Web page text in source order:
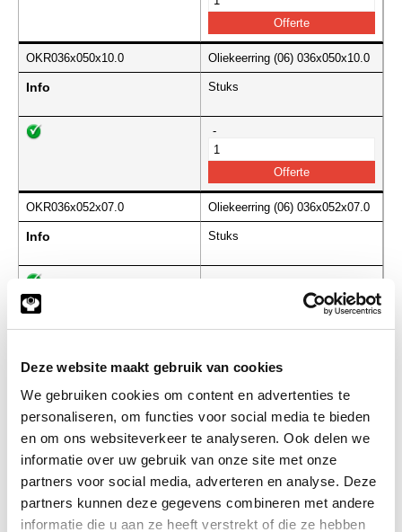
Deze website maakt gebruik van cookies
We gebruiken cookies om content en advertenties te
personaliseren, om functies voor social media te bieden
en om ons websiteverkeer te analyseren. Ook delen we
informatie over uw gebruik van onze site met onze
partners voor social media, adverteren en analyse. Deze
partners kunnen deze gegevens combineren met andere
informatie die u aan ze heeft verstrekt of die ze hebben
OKR036x050x10.0 Oliekeerring (06) 036x050x10.0
Info Stuks
-
OKR036x052x07.0 Oliekeerring (06) 036x052x07.0
Info Stuks
OKR036x054x07.0 Oliekeerring (06) 036x054x07.0